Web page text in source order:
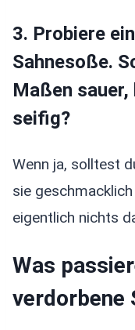
3. Probiere
Sahnesoße.
Maßen
seifig?
Wenn ja, solltest
sie
eigentlich nichts
Was
verdorbene